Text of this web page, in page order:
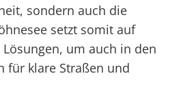
sondern auch die
setzt somit auf
um auch in den
für klare Straßen und